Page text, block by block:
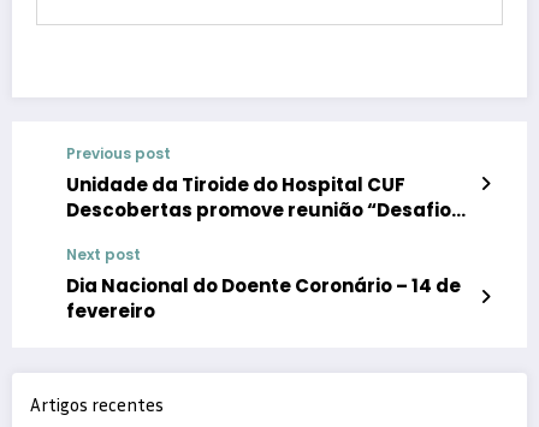
Previous post
Unidade da Tiroide do Hospital CUF
Descobertas promove reunião “Desafios
Next post
Dia Nacional do Doente Coronário – 14 de
fevereiro
Artigos recentes